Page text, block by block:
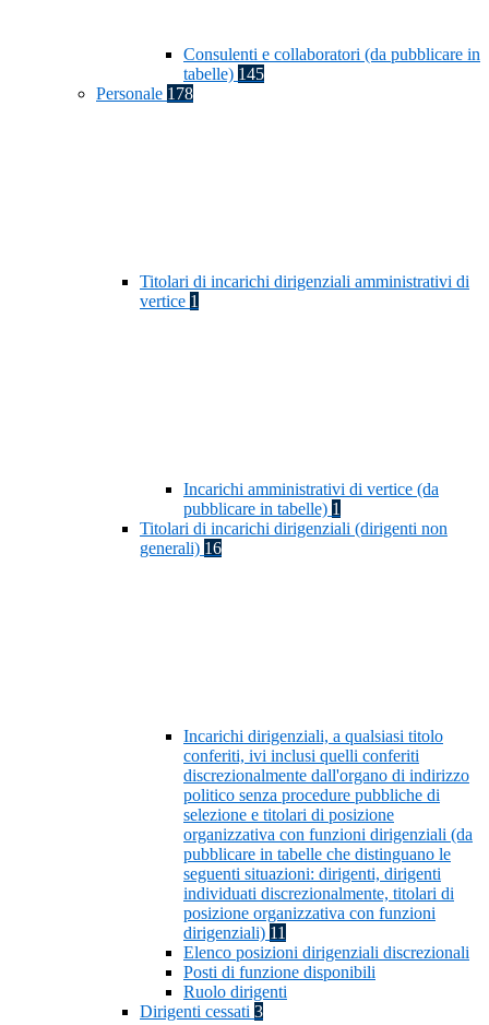
Consulenti e collaboratori (da pubblicare in
tabelle) 145
Personale 178
Titolari di incarichi dirigenziali amministrativi di
vertice 1
Incarichi amministrativi di vertice (da
pubblicare in tabelle) 1
Titolari di incarichi dirigenziali (dirigenti non
generali) 16
Incarichi dirigenziali, a qualsiasi titolo
conferiti, ivi inclusi quelli conferiti
discrezionalmente dall'organo di indirizzo
politico senza procedure pubbliche di
selezione e titolari di posizione
organizzativa con funzioni dirigenziali (da
pubblicare in tabelle che distinguano le
seguenti situazioni: dirigenti, dirigenti
individuati discrezionalmente, titolari di
posizione organizzativa con funzioni
dirigenziali) 11
Elenco posizioni dirigenziali discrezionali
Posti di funzione disponibili
Ruolo dirigenti
Dirigenti cessati 3